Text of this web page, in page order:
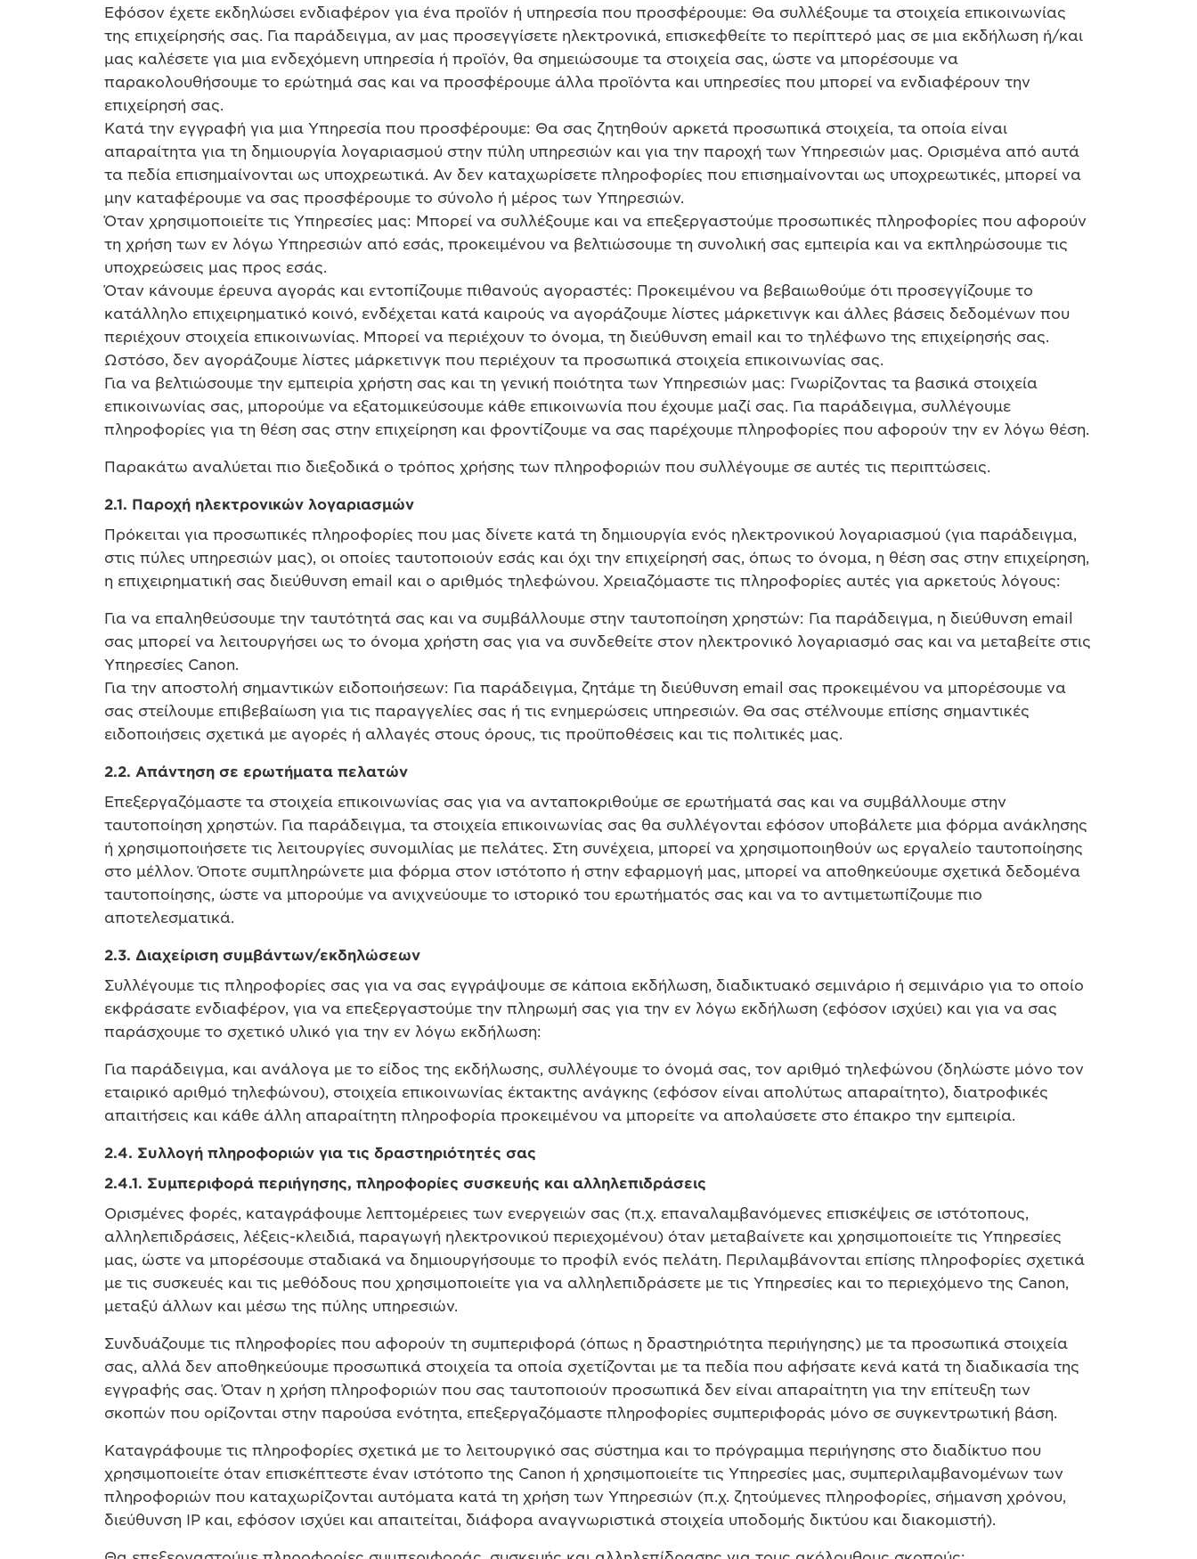
Εφόσον έχετε εκδηλώσει ενδιαφέρον για ένα προϊόν ή υπηρεσία που προσφέρουμε: Θα συλλέξουμε τα στοιχεία επικοινωνίας
της επιχείρησής σας. Για παράδειγμα, αν μας προσεγγίσετε ηλεκτρονικά, επισκεφθείτε το περίπτερό μας σε μια εκδήλωση ή/και
μας καλέσετε για μια ενδεχόμενη υπηρεσία ή προϊόν, θα σημειώσουμε τα στοιχεία σας, ώστε να μπορέσουμε να
παρακολουθήσουμε το ερώτημά σας και να προσφέρουμε άλλα προϊόντα και υπηρεσίες που μπορεί να ενδιαφέρουν την
επιχείρησή σας.
Κατά την εγγραφή για μια Υπηρεσία που προσφέρουμε: Θα σας ζητηθούν αρκετά προσωπικά στοιχεία, τα οποία είναι
απαραίτητα για τη δημιουργία λογαριασμού στην πύλη υπηρεσιών και για την παροχή των Υπηρεσιών μας. Ορισμένα από αυτά
τα πεδία επισημαίνονται ως υποχρεωτικά. Αν δεν καταχωρίσετε πληροφορίες που επισημαίνονται ως υποχρεωτικές, μπορεί να
μην καταφέρουμε να σας προσφέρουμε το σύνολο ή μέρος των Υπηρεσιών.
Όταν χρησιμοποιείτε τις Υπηρεσίες μας: Μπορεί να συλλέξουμε και να επεξεργαστούμε προσωπικές πληροφορίες που αφορούν
τη χρήση των εν λόγω Υπηρεσιών από εσάς, προκειμένου να βελτιώσουμε τη συνολική σας εμπειρία και να εκπληρώσουμε τις
υποχρεώσεις μας προς εσάς.
Όταν κάνουμε έρευνα αγοράς και εντοπίζουμε πιθανούς αγοραστές: Προκειμένου να βεβαιωθούμε ότι προσεγγίζουμε το
κατάλληλο επιχειρηματικό κοινό, ενδέχεται κατά καιρούς να αγοράζουμε λίστες μάρκετινγκ και άλλες βάσεις δεδομένων που
περιέχουν στοιχεία επικοινωνίας. Μπορεί να περιέχουν το όνομα, τη διεύθυνση email και το τηλέφωνο της επιχείρησής σας.
Ωστόσο, δεν αγοράζουμε λίστες μάρκετινγκ που περιέχουν τα προσωπικά στοιχεία επικοινωνίας σας.
Για να βελτιώσουμε την εμπειρία χρήστη σας και τη γενική ποιότητα των Υπηρεσιών μας: Γνωρίζοντας τα βασικά στοιχεία
επικοινωνίας σας, μπορούμε να εξατομικεύσουμε κάθε επικοινωνία που έχουμε μαζί σας. Για παράδειγμα, συλλέγουμε
πληροφορίες για τη θέση σας στην επιχείρηση και φροντίζουμε να σας παρέχουμε πληροφορίες που αφορούν την εν λόγω θέση.
Παρακάτω αναλύεται πιο διεξοδικά ο τρόπος χρήσης των πληροφοριών που συλλέγουμε σε αυτές τις περιπτώσεις.
2.1. Παροχή ηλεκτρονικών λογαριασμών
Πρόκειται για προσωπικές πληροφορίες που μας δίνετε κατά τη δημιουργία ενός ηλεκτρονικού λογαριασμού (για παράδειγμα,
στις πύλες υπηρεσιών μας), οι οποίες ταυτοποιούν εσάς και όχι την επιχείρησή σας, όπως το όνομα, η θέση σας στην επιχείρηση,
η επιχειρηματική σας διεύθυνση email και ο αριθμός τηλεφώνου. Χρειαζόμαστε τις πληροφορίες αυτές για αρκετούς λόγους:
Για να επαληθεύσουμε την ταυτότητά σας και να συμβάλλουμε στην ταυτοποίηση χρηστών: Για παράδειγμα, η διεύθυνση email
σας μπορεί να λειτουργήσει ως το όνομα χρήστη σας για να συνδεθείτε στον ηλεκτρονικό λογαριασμό σας και να μεταβείτε στις
Υπηρεσίες Canon.
Για την αποστολή σημαντικών ειδοποιήσεων: Για παράδειγμα, ζητάμε τη διεύθυνση email σας προκειμένου να μπορέσουμε να
σας στείλουμε επιβεβαίωση για τις παραγγελίες σας ή τις ενημερώσεις υπηρεσιών. Θα σας στέλνουμε επίσης σημαντικές
ειδοποιήσεις σχετικά με αγορές ή αλλαγές στους όρους, τις προϋποθέσεις και τις πολιτικές μας.
2.2. Απάντηση σε ερωτήματα πελατών
Επεξεργαζόμαστε τα στοιχεία επικοινωνίας σας για να ανταποκριθούμε σε ερωτήματά σας και να συμβάλλουμε στην
ταυτοποίηση χρηστών. Για παράδειγμα, τα στοιχεία επικοινωνίας σας θα συλλέγονται εφόσον υποβάλετε μια φόρμα ανάκλησης
ή χρησιμοποιήσετε τις λειτουργίες συνομιλίας με πελάτες. Στη συνέχεια, μπορεί να χρησιμοποιηθούν ως εργαλείο ταυτοποίησης
στο μέλλον. Όποτε συμπληρώνετε μια φόρμα στον ιστότοπο ή στην εφαρμογή μας, μπορεί να αποθηκεύουμε σχετικά δεδομένα
ταυτοποίησης, ώστε να μπορούμε να ανιχνεύουμε το ιστορικό του ερωτήματός σας και να το αντιμετωπίζουμε πιο
αποτελεσματικά.
2.3. Διαχείριση συμβάντων/εκδηλώσεων
Συλλέγουμε τις πληροφορίες σας για να σας εγγράψουμε σε κάποια εκδήλωση, διαδικτυακό σεμινάριο ή σεμινάριο για το οποίο
εκφράσατε ενδιαφέρον, για να επεξεργαστούμε την πληρωμή σας για την εν λόγω εκδήλωση (εφόσον ισχύει) και για να σας
παράσχουμε το σχετικό υλικό για την εν λόγω εκδήλωση:
Για παράδειγμα, και ανάλογα με το είδος της εκδήλωσης, συλλέγουμε το όνομά σας, τον αριθμό τηλεφώνου (δηλώστε μόνο τον
εταιρικό αριθμό τηλεφώνου), στοιχεία επικοινωνίας έκτακτης ανάγκης (εφόσον είναι απολύτως απαραίτητο), διατροφικές
απαιτήσεις και κάθε άλλη απαραίτητη πληροφορία προκειμένου να μπορείτε να απολαύσετε στο έπακρο την εμπειρία.
2.4. Συλλογή πληροφοριών για τις δραστηριότητές σας
2.4.1. Συμπεριφορά περιήγησης, πληροφορίες συσκευής και αλληλεπιδράσεις
Ορισμένες φορές, καταγράφουμε λεπτομέρειες των ενεργειών σας (π.χ. επαναλαμβανόμενες επισκέψεις σε ιστότοπους,
αλληλεπιδράσεις, λέξεις-κλειδιά, παραγωγή ηλεκτρονικού περιεχομένου) όταν μεταβαίνετε και χρησιμοποιείτε τις Υπηρεσίες
μας, ώστε να μπορέσουμε σταδιακά να δημιουργήσουμε το προφίλ ενός πελάτη. Περιλαμβάνονται επίσης πληροφορίες σχετικά
με τις συσκευές και τις μεθόδους που χρησιμοποιείτε για να αλληλεπιδράσετε με τις Υπηρεσίες και το περιεχόμενο της Canon,
μεταξύ άλλων και μέσω της πύλης υπηρεσιών.
Συνδυάζουμε τις πληροφορίες που αφορούν τη συμπεριφορά (όπως η δραστηριότητα περιήγησης) με τα προσωπικά στοιχεία
σας, αλλά δεν αποθηκεύουμε προσωπικά στοιχεία τα οποία σχετίζονται με τα πεδία που αφήσατε κενά κατά τη διαδικασία της
εγγραφής σας. Όταν η χρήση πληροφοριών που σας ταυτοποιούν προσωπικά δεν είναι απαραίτητη για την επίτευξη των
σκοπών που ορίζονται στην παρούσα ενότητα, επεξεργαζόμαστε πληροφορίες συμπεριφοράς μόνο σε συγκεντρωτική βάση.
Καταγράφουμε τις πληροφορίες σχετικά με το λειτουργικό σας σύστημα και το πρόγραμμα περιήγησης στο διαδίκτυο που
χρησιμοποιείτε όταν επισκέπτεστε έναν ιστότοπο της Canon ή χρησιμοποιείτε τις Υπηρεσίες μας, συμπεριλαμβανομένων των
πληροφοριών που καταχωρίζονται αυτόματα κατά τη χρήση των Υπηρεσιών (π.χ. ζητούμενες πληροφορίες, σήμανση χρόνου,
διεύθυνση IP και, εφόσον ισχύει και απαιτείται, διάφορα αναγνωριστικά στοιχεία υποδομής δικτύου και διακομιστή).